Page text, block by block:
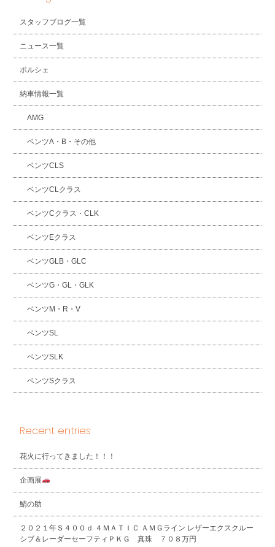
スタッフブログ一覧
ニュース一覧
ポルシェ
納車情報一覧
AMG
ベンツA・B・その他
ベンツCLS
ベンツCLクラス
ベンツCクラス・CLK
ベンツEクラス
ベンツGLB・GLC
ベンツG・GL・GLK
ベンツM・R・V
ベンツSL
ベンツSLK
ベンツSクラス
Recent entries
花火に行ってきました！！！
企画展
鯖の助
２０２１年Ｓ４００ｄ ４ＭＡＴＩＣ ＡＭＧライン レザーエクスクルー
シブ＆レーダーセーフティＰＫＧ 真珠 ７０８万円